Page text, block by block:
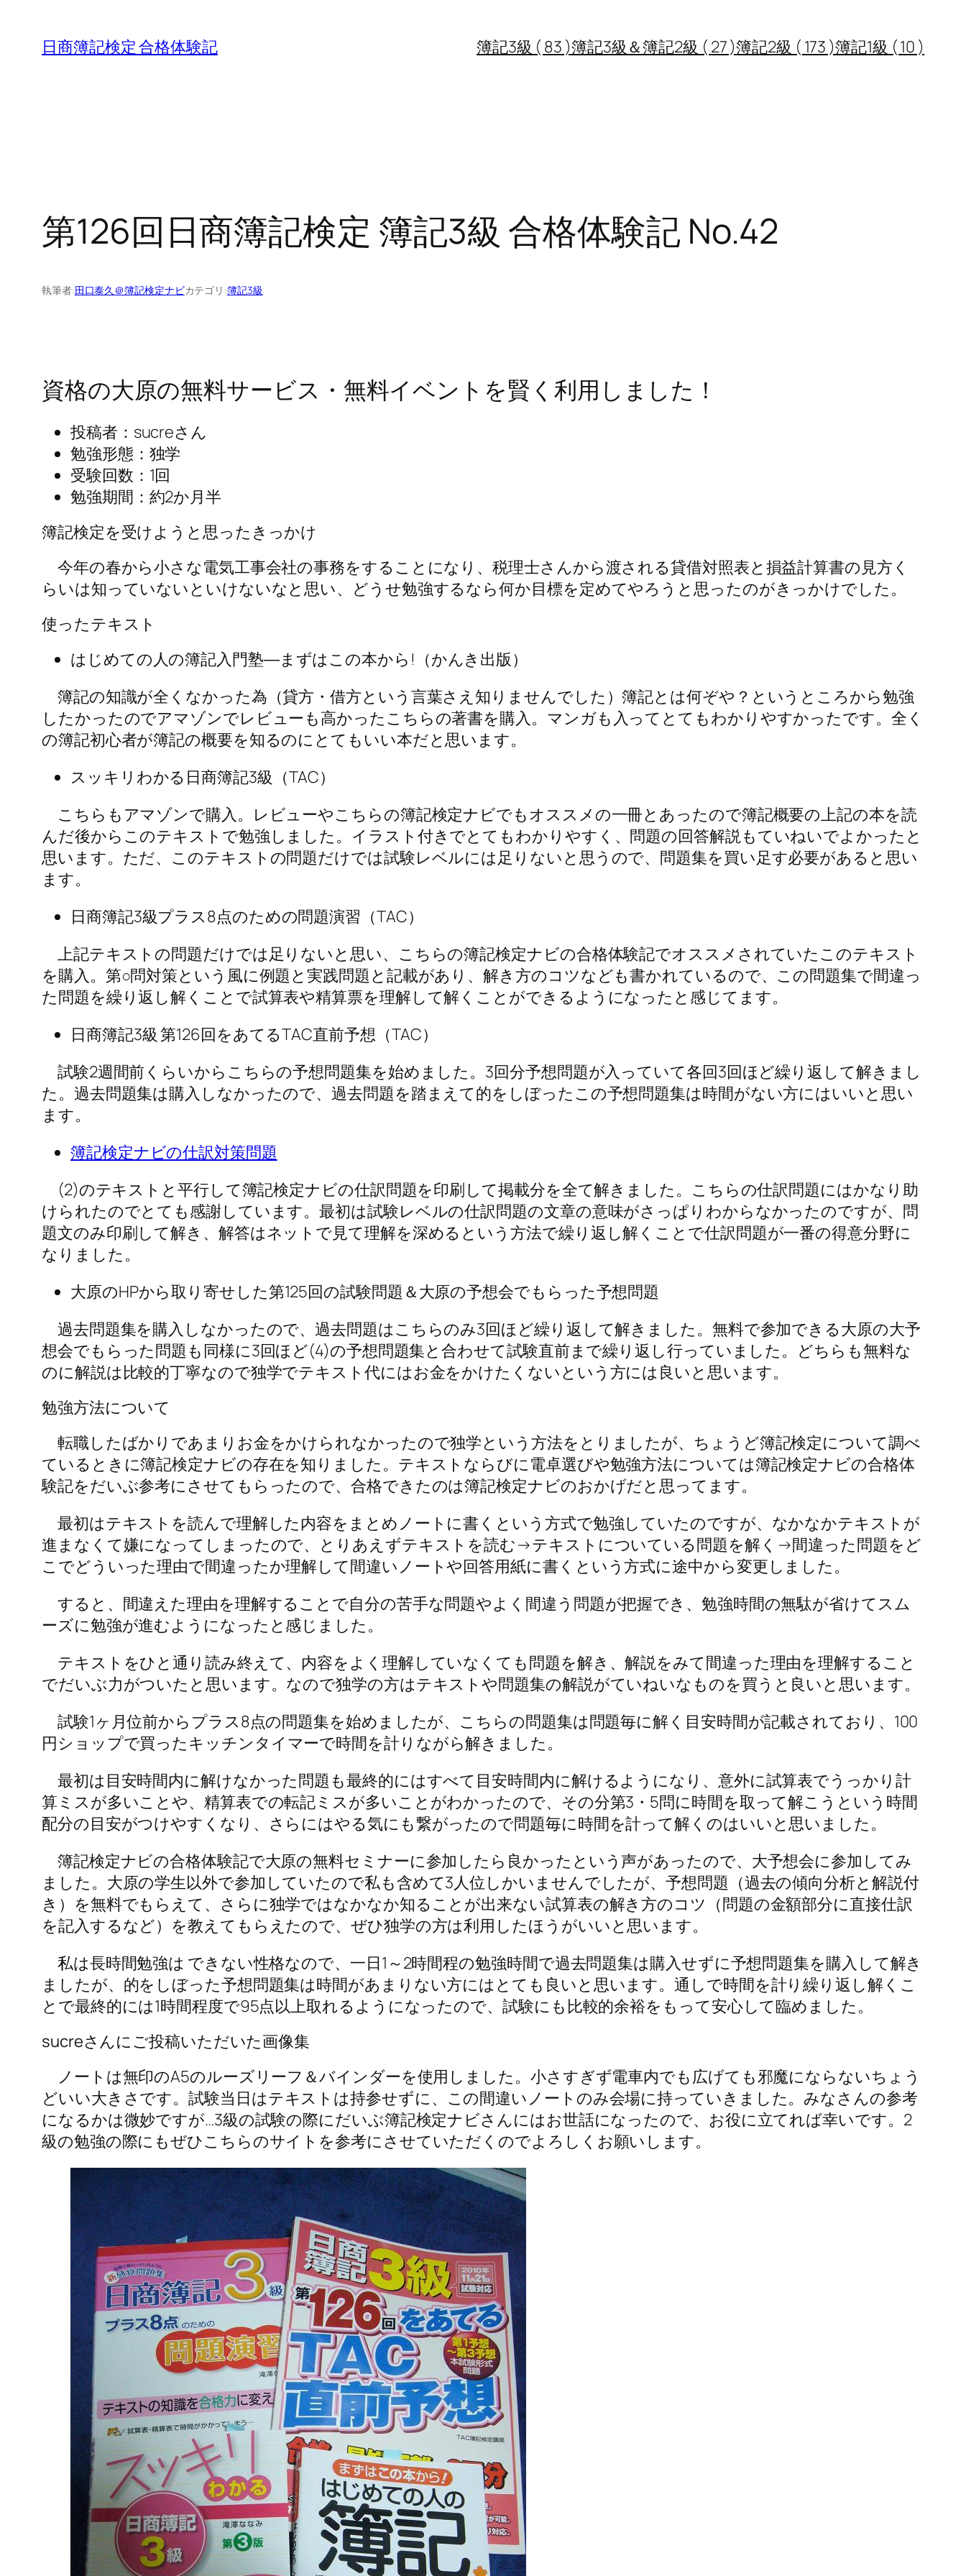
日商簿記検定 合格体験記 簿記3級 ( 83 )簿記3級＆簿記2級 ( 27 )簿記2級 ( 173 )簿記1級 ( 10 )
第126回日商簿記検定 簿記3級 合格体験記 No.42
執筆者:田口泰久＠簿記検定ナビカテゴリ:簿記3級
資格の大原の無料サービス・無料イベントを賢く利用しました！
投稿者：sucreさん
勉強形態：独学
受験回数：1回
勉強期間：約2か月半
簿記検定を受けようと思ったきっかけ
今年の春から小さな電気工事会社の事務をすることになり、税理士さんから渡される貸借対照表と損益計算書の見方く
らいは知っていないといけないなと思い、どうせ勉強するなら何か目標を定めてやろうと思ったのがきっかけでした。
使ったテキスト
はじめての人の簿記入門塾―まずはこの本から!（かんき出版）
簿記の知識が全くなかった為（貸方・借方という言葉さえ知りませんでした）簿記とは何ぞや？というところから勉強
したかったのでアマゾンでレビューも高かったこちらの著書を購入。マンガも入ってとてもわかりやすかったです。全く
の簿記初心者が簿記の概要を知るのにとてもいい本だと思います。
スッキリわかる日商簿記3級（TAC）
こちらもアマゾンで購入。レビューやこちらの簿記検定ナビでもオススメの一冊とあったので簿記概要の上記の本を読
んだ後からこのテキストで勉強しました。イラスト付きでとてもわかりやすく、問題の回答解説もていねいでよかったと
思います。ただ、このテキストの問題だけでは試験レベルには足りないと思うので、問題集を買い足す必要があると思い
ます。
日商簿記3級プラス8点のための問題演習（TAC）
上記テキストの問題だけでは足りないと思い、こちらの簿記検定ナビの合格体験記でオススメされていたこのテキスト
を購入。第○問対策という風に例題と実践問題と記載があり、解き方のコツなども書かれているので、この問題集で間違っ
た問題を繰り返し解くことで試算表や精算票を理解して解くことができるようになったと感じてます。
日商簿記3級 第126回をあてるTAC直前予想（TAC）
試験2週間前くらいからこちらの予想問題集を始めました。3回分予想問題が入っていて各回3回ほど繰り返して解きまし
た。過去問題集は購入しなかったので、過去問題を踏まえて的をしぼったこの予想問題集は時間がない方にはいいと思い
ます。
簿記検定ナビの仕訳対策問題
(2)のテキストと平行して簿記検定ナビの仕訳問題を印刷して掲載分を全て解きました。こちらの仕訳問題にはかなり助
けられたのでとても感謝しています。最初は試験レベルの仕訳問題の文章の意味がさっぱりわからなかったのですが、 問
題文のみ印刷して解き、解答はネットで見て理解を深めるという方法で繰り返し解くことで仕訳問題が一番の得意分野に
なりました。
大原のHPから取り寄せした第125回の試験問題＆大原の予想会でもらった予想問題
過去問題集を購入しなかったので、過去問題はこちらのみ3回ほど繰り返して解きました。無料で参加できる大原の大予
想会でもらった問題も同様に3回ほど(4)の予想問題集と合わせて試験直前まで繰り返し行っていました。どちらも無料な
のに解説は比較的丁寧なので独学でテキスト代にはお金をかけたくないという方には良いと思います。
勉強方法について
転職したばかりであまりお金をかけられなかったので独学という方法をとりましたが、ちょうど簿記検定について調べ
ているときに簿記検定ナビの存在を知りました。テキストならびに電卓選びや勉強方法については簿記検定ナビの合格体
験記をだいぶ参考にさせてもらったので、合格できたのは簿記検定ナビのおかげだと思ってます。
最初はテキストを読んで理解した内容をまとめノートに書くという方式で勉強していたのですが、なかなかテキストが
進まなくて嫌になってしまったので、とりあえずテキストを読む→テキストについている問題を解く→間違った問題をど
こでどういった理由で間違ったか理解して間違いノートや回答用紙に書くという方式に途中から変更しました。
すると、間違えた理由を理解することで自分の苦手な問題やよく間違う問題が把握でき、勉強時間の無駄が省けてスム
ーズに勉強が進むようになったと感じました。
テキストをひと通り読み終えて、内容をよく理解していなくても問題を解き、解説をみて間違った理由を理解すること
でだいぶ力がついたと思います。なので独学の方はテキストや問題集の解説がていねいなものを買うと良いと思います。
試験1ヶ月位前からプラス8点の問題集を始めましたが、こちらの問題集は問題毎に解く目安時間が記載されており、100
円ショップで買った キッチンタイマーで時間を計りながら解きました。
最初は目安時間内に解けなかった問題も最終的にはすべて目安時間内に解けるようになり、意外に試算表でうっかり計
算ミスが多いことや、精算表での転記ミスが多いことがわかったので、その分第3・5問に時間を取って解こうという時間
配分の目安がつけやすくなり、さらにはやる気にも繋がったので問題毎に時間を計って解くのはいいと思いました。
簿記検定ナビの合格体験記で大原の無料セミナーに参加したら良かったという声があったので、大予想会に参加してみ
ました。大原の学生以外で参加していたので私も含めて3人位しかいませんでしたが、予想問題（過去の傾向分析と解説付
き）を無料でもらえて、さらに独学ではなかなか知ることが出来ない試算表の解き方のコツ（問題の金額部分に直接仕訳
を記入するなど）を教えてもらえたので、ぜひ独学の方は利用したほうがいいと思います。
私は長時間勉強は できない性格なので、一日1～2時間程の勉強時間で過去問題集は購入せずに予想問題集を購入して解き
ましたが、的をしぼった予想問題集は時間があまりない方にはとても良いと思います。通しで時間を計り繰り返し解くこ
とで最終的には1時間程度で95点以上取れるようになったので、試験にも比較的余裕をもって安心して臨めました。
sucreさんにご投稿いただいた画像集
ノートは無印のA5のルーズリーフ＆バインダーを使用しました。小さすぎず電車内でも広げても邪魔にならないちょう
どいい大きさです。試験当日はテキストは持参せずに、この間違いノートのみ会場に持っていきました。みなさんの参考
になるかは微妙ですが…3級の試験の際にだいぶ簿記検定ナビさんにはお世話になったので、お役に立てれば幸いです。2
級の勉強の際にもぜひこちらのサイトを参考にさせていただくのでよろしくお願いします。